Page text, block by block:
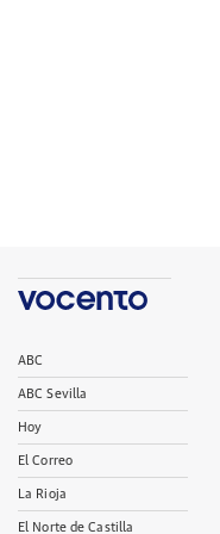
ABC
ABC Sevilla
Hoy
El Correo
La Rioja
El Norte de Castilla